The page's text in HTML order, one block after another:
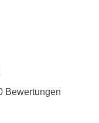
Bewertungen